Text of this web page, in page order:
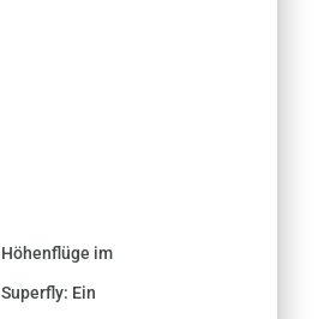
Höhenflüge im
Superfly: Ein